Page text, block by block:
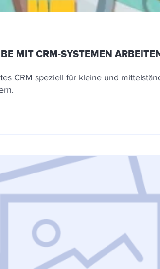
MIT CRM-SYSTEMEN
CRM speziell für kleine und